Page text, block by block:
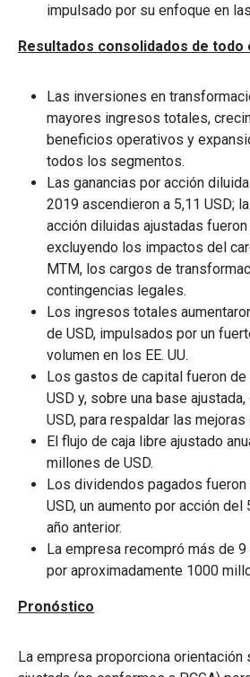
impulsado por su enfoque en
Resultados consolidados de todo
Las inversiones en
mayores ingresos totales,
beneficios operativos y
todos los segmentos.
Las ganancias por acción
2019 ascendieron a 5,11 USD;
acción diluidas ajustadas fueron
excluyendo los impactos del
MTM, los cargos de
contingencias legales.
Los ingresos totales
de USD, impulsados por un
volumen en los EE. UU.
Los gastos de capital fueron
USD y, sobre una base
USD, para respaldar las mejoras
El flujo de caja libre ajustado
millones de USD.
Los dividendos pagados
USD, un aumento por acción
año anterior.
La empresa recompró más de
por aproximadamente 1000
Pronóstico
La empresa proporciona orientación